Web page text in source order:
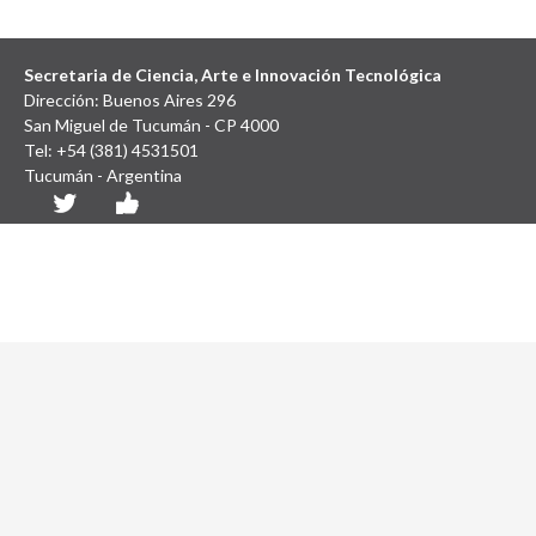
Secretaria de Ciencia, Arte e Innovación Tecnológica
Dirección: Buenos Aires 296
San Miguel de Tucumán - CP 4000
Tel: +54 (381) 4531501
Tucumán - Argentina